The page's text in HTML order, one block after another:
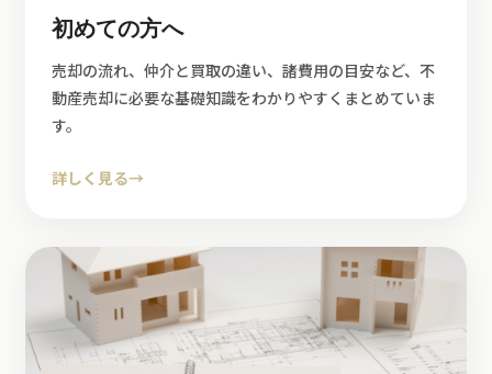
初めての方へ
売却の流れ、仲介と買取の違い、諸費用の目安など、不
動産売却に必要な基礎知識をわかりやすくまとめていま
す。
詳しく見る→